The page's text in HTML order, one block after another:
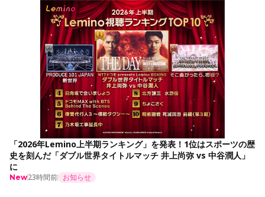
「2026年Lemino上半期ランキング」を発表！1位はスポーツの歴
史を刻んだ「ダブル世界タイトルマッチ 井上尚弥 vs 中谷潤人」
に
New23時間前 お知らせ